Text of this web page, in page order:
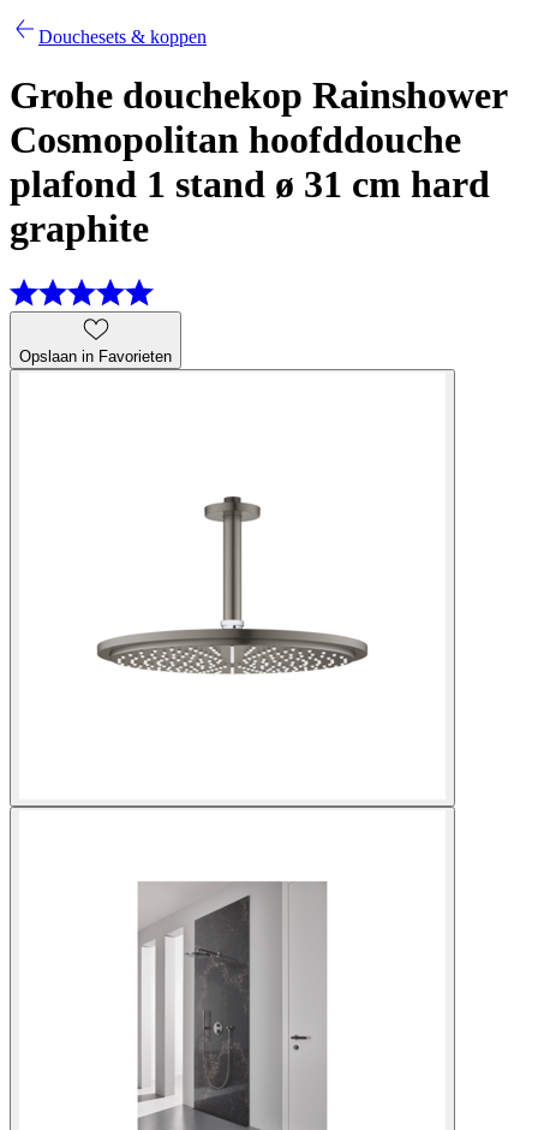
Douchesets & koppen
Grohe douchekop Rainshower
Cosmopolitan hoofddouche
plafond 1 stand ø 31 cm hard
graphite
Opslaan in Favorieten